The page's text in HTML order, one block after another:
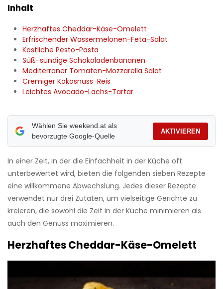
Inhalt
Herzhaftes Cheddar-Käse-Omelett
Erfrischender Wassermelonen-Feta-Salat
Köstliche Pesto-Pasta
Süß-sündige Schokoladenbananen
Mediterraner Tomaten-Mozzarella Salat
Cremiger Kokosnuss-Reis
Leichtes Avocado-Lachs-Tartar
Wählen Sie weekend.at als
bevorzugte Google-Quelle
AKTIVIEREN
In einer Zeit, in der die Einfachheit in der Küche oft
unterbewertet wird, bieten die folgenden sieben Rezepte
eine willkommene Abwechslung. Jedes dieser Rezepte
verwendet nur drei Zutaten, um vielseitige Gerichte zu
kreieren, die sowohl die Zeit in der Küche minimieren als
auch den Genuss maximieren.
Herzhaftes Cheddar-Käse-Omelett